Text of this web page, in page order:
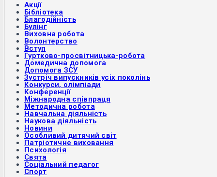
Акції
Бібліотека
Благодійність
Булінг
Виховна робота
Волонтерство
Вступ
Гуртково-просвітницька-робота
Домедична допомога
Допомога ЗСУ
Зустріч випускників усіх поколінь
Конкурси, олімпіади
Конференції
Міжнародна співпраця
Методична робота
Навчальна діяльність
Наукова діяльність
Новини
Особливий дитячий світ
Патріотичне виховання
Психологія
Свята
Соціальний педагог
Спорт